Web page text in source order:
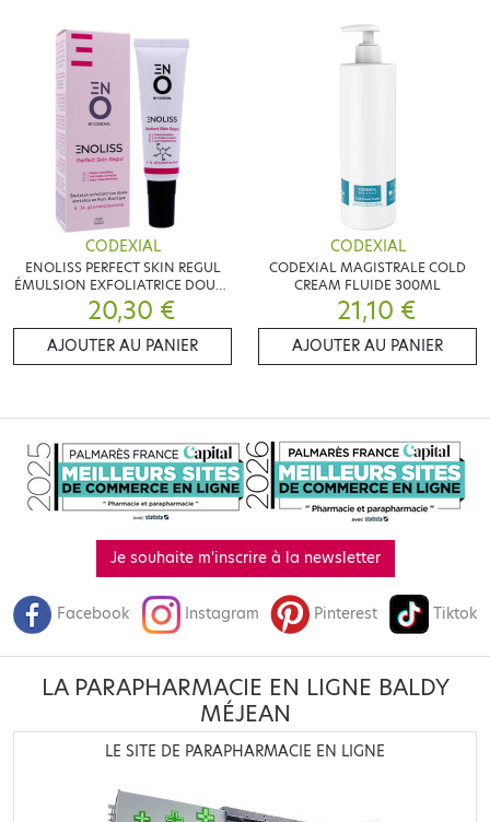
CODEXIAL
ENOLISS PERFECT SKIN REGUL
ÉMULSION EXFOLIATRICE DOUCE
30ML
20,30 €
AJOUTER AU PANIER
CODEXIAL
CODEXIAL MAGISTRALE COLD
CREAM FLUIDE 300ML
21,10 €
AJOUTER AU PANIER
Je souhaite m'inscrire à la newsletter
Facebook Instagram Pinterest Tiktok
LA PARAPHARMACIE EN LIGNE BALDY
MÉJEAN
LE SITE DE PARAPHARMACIE EN LIGNE